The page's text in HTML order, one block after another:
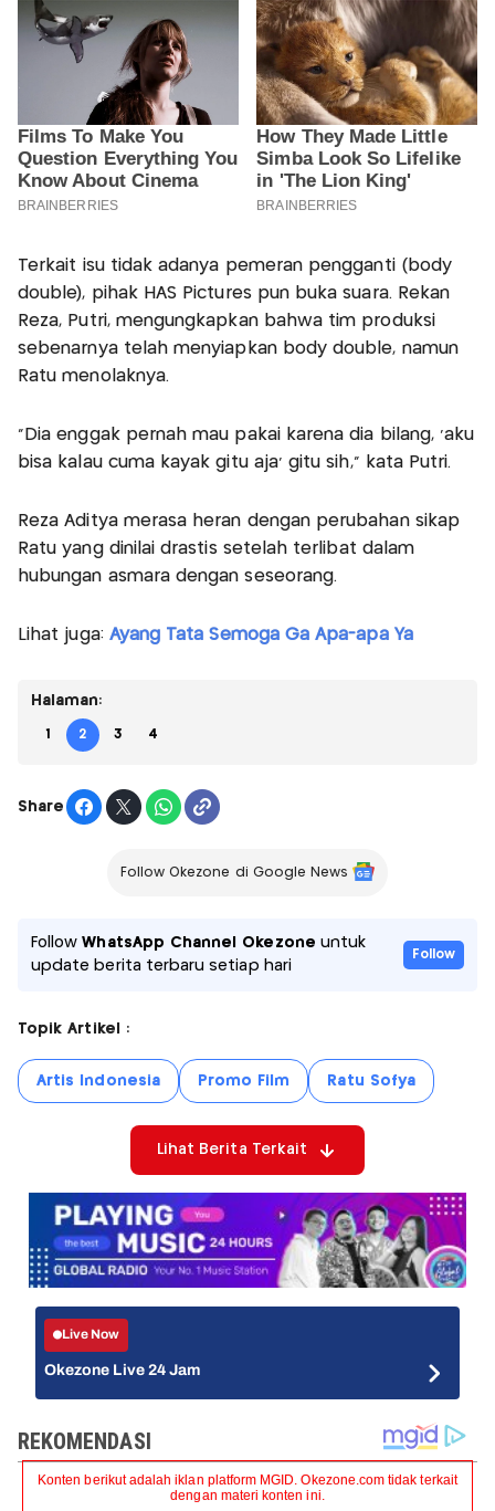
Terkait isu tidak adanya pemeran pengganti (body
double), pihak HAS Pictures pun buka suara. Rekan
Reza, Putri, mengungkapkan bahwa tim produksi
sebenarnya telah menyiapkan body double, namun
Ratu menolaknya.
"Dia enggak pernah mau pakai karena dia bilang, 'aku
bisa kalau cuma kayak gitu aja' gitu sih," kata Putri.
Reza Aditya merasa heran dengan perubahan sikap
Ratu yang dinilai drastis setelah terlibat dalam
hubungan asmara dengan seseorang.
Lihat juga: Ayang Tata Semoga Ga Apa-apa Ya
Halaman:
1 2 3 4
Share
Follow Okezone di Google News
FollowWhatsApp Channel Okezone untuk
update berita terbaru setiap hari
Follow
Topik Artikel :
Artis Indonesia Promo Film Ratu Sofya
Lihat Berita Terkait
Live Now
Okezone Live 24 Jam